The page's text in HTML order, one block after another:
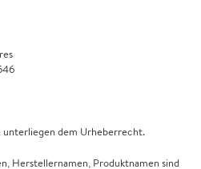
dem Urheberrecht.
Herstellernamen, Produktnamen sind